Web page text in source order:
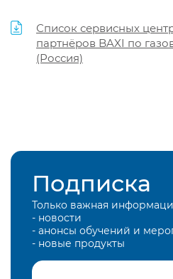
Список сервисных
партнёров BAXI по
(Россия)
Подписка
Только важная
- новости
- анонсы обучений и
- новые продукты